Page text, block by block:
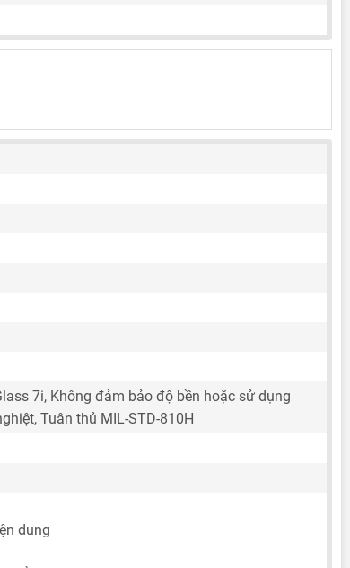
7i, Không đảm bảo độ bền hoặc sử dụng
Tuân thủ MIL-STD-810H
dung